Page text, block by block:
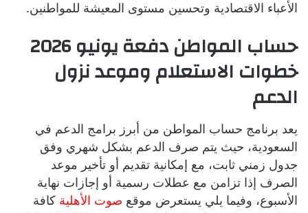
الأعباء الاقتصادية وتحسين مستوى المعيشة للمواطنين.
حساب المواطن دفعة يونيو 2026
خطوات الاستعلام وموعد نزول
الدعم
يعد برنامج حساب المواطن من أبرز برامج الدعم في
السعودية، حيث يتم صرف الدعم بشكل شهري وفق
جدول زمني ثابت، مع إمكانية تقديم أو تأخير موعد
الصرف إذا تزامن مع عطلات رسمية أو إجازات نهاية
الأسبوع، وفيما يلي يستعرض موقع صوت الأهلية كافة